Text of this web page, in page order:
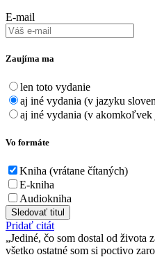
E-mail
Zaujíma ma
len toto vydanie
aj iné vydania (v jazyku
aj iné vydania (v akomkoľvek
Vo formáte
Kniha (vrátane čítaných)
E-kniha
Audiokniha
Sledovať titul
Pridať citát
Jediné, čo som dostal od života
všetko ostatné som si poctivo